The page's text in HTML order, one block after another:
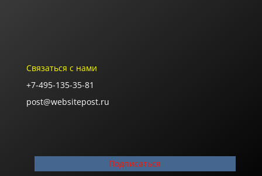
Связаться с нами
+7-495-135-35-81
post@websitepost.ru
Подписаться